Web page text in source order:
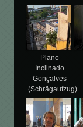
Plano
Inclinado
Gonçalves
(Schrägaufzug)